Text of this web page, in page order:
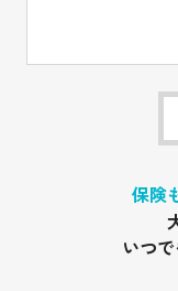
保険
いつ